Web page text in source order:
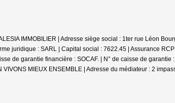
IMMOBILIER | Adresse siège social : 1ter rue Léon
juridique : SARL | Capital social : 7622.45 | Assurance RCP
de garantie financière : SOCAF. | N° de caisse de
MIEUX ENSEMBLE | Adresse du médiateur : 2